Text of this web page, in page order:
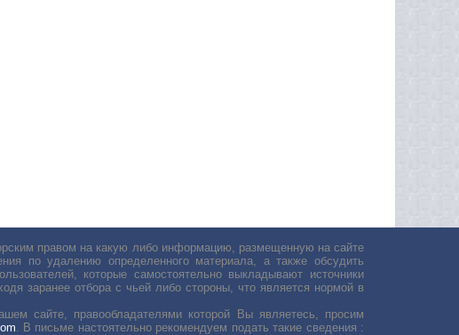
правом на какую либо информацию, размещенную на сайте
по удалению определенного материала, а также обсудить
которые самостоятельно выкладывают источники
заранее отбора с чьей либо стороны, что является нормой в
сайте, правообладателями которой Вы являетесь, просим
. В письме настоятельно рекомендуем подать такие сведения :